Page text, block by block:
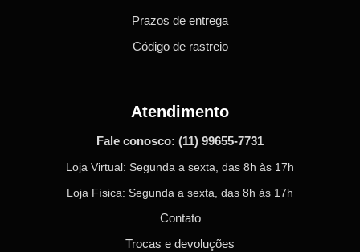
Prazos de entrega
Código de rastreio
Atendimento
Fale conosco: (11) 99655-7731
Loja Virtual: Segunda a sexta, das 8h às 17h
Loja Física: Segunda a sexta, das 8h às 17h
Contato
Trocas e devoluções